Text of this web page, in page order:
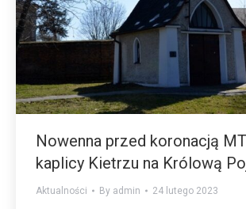
Nowenna przed koronacją
kaplicy Kietrzu na Królową
Aktualności By admin 24 lutego 2023